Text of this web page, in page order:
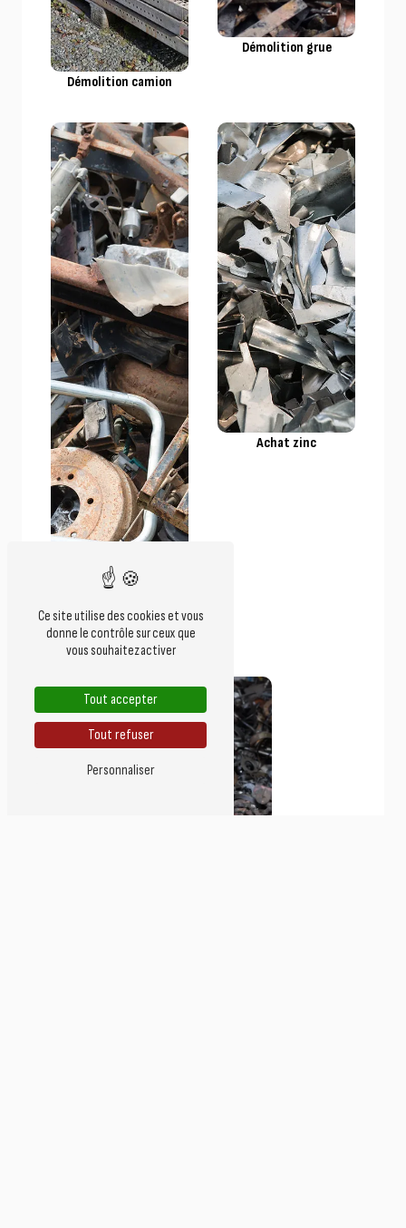
Démolition camion
Démolition grue
Achat cuivre
Achat zinc
Ce site utilise des cookies et vous
donne le contrôle sur ceux que
vous souhaitez activer
Tout accepter
Tout refuser
Personnaliser